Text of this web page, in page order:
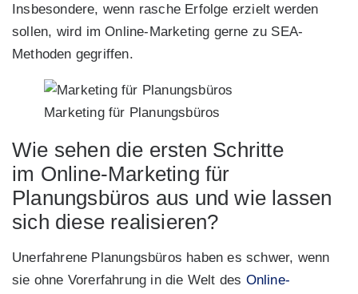
Insbesondere, wenn rasche Erfolge erzielt werden
sollen, wird im Online-Marketing gerne zu SEA-
Methoden gegriffen.
Marketing für Planungsbüros
Wie sehen die ersten Schritte
im Online-Marketing für
Planungsbüros aus und wie lassen
sich diese realisieren?
Unerfahrene Planungsbüros haben es schwer, wenn
sie ohne Vorerfahrung in die Welt des Online-